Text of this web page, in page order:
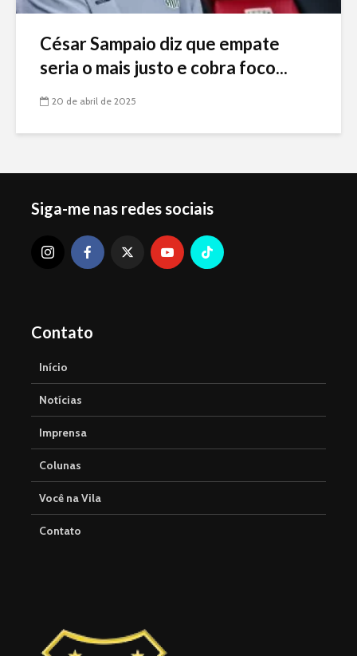
César Sampaio diz que empate
seria o mais justo e cobra foco...
20 de abril de 2025
Siga-me nas redes sociais
Contato
Início
Notícias
Imprensa
Colunas
Você na Vila
Contato